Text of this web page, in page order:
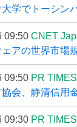
学でトーシン
09:50 CNET
アの世界市場
09:50 PR TIMES
会、静清信用
09:30 PR TIMES